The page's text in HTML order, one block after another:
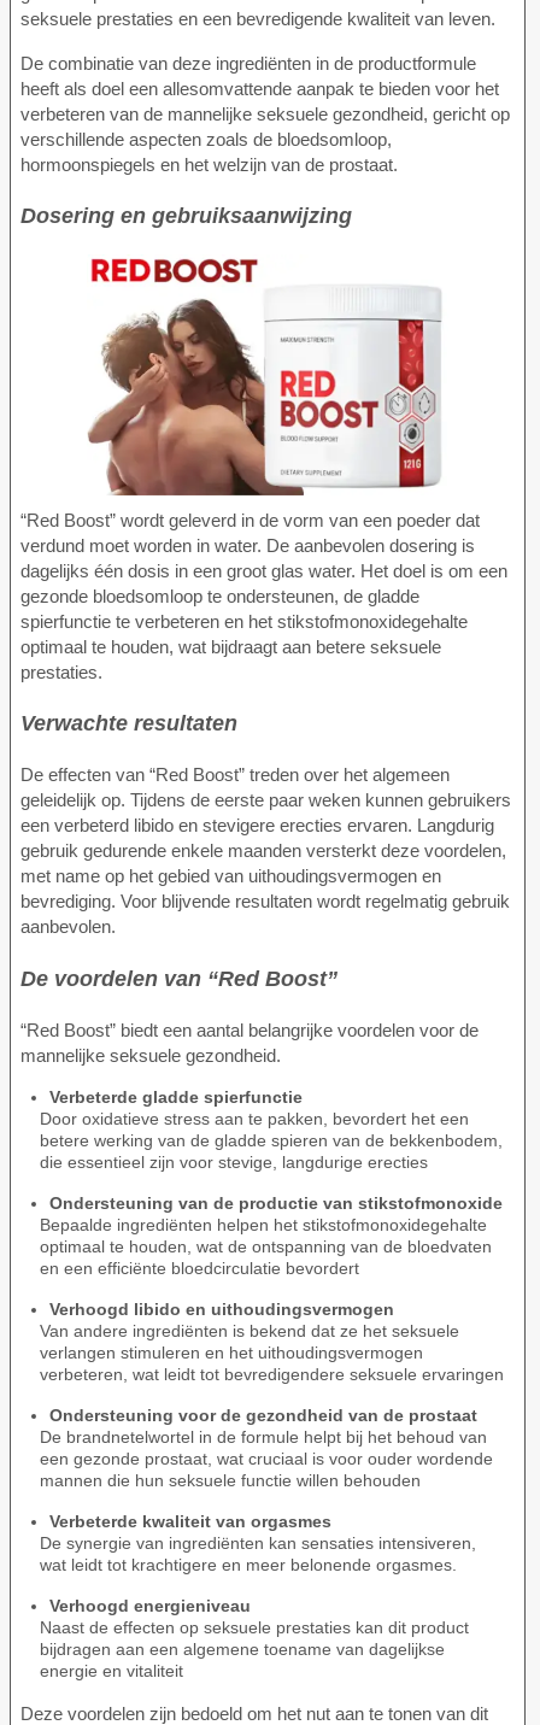
seksuele prestaties en een bevredigende kwaliteit van leven.
De combinatie van deze ingrediënten in de productformule
heeft als doel een allesomvattende aanpak te bieden voor het
verbeteren van de mannelijke seksuele gezondheid, gericht op
verschillende aspecten zoals de bloedsomloop,
hormoonspiegels en het welzijn van de prostaat.
Dosering en gebruiksaanwijzing
“Red Boost” wordt geleverd in de vorm van een poeder dat
verdund moet worden in water. De aanbevolen dosering is
dagelijks één dosis in een groot glas water. Het doel is om een
gezonde bloedsomloop te ondersteunen, de gladde
spierfunctie te verbeteren en het stikstofmonoxidegehalte
optimaal te houden, wat bijdraagt aan betere seksuele
prestaties.
Verwachte resultaten
De effecten van “Red Boost” treden over het algemeen
geleidelijk op. Tijdens de eerste paar weken kunnen gebruikers
een verbeterd libido en stevigere erecties ervaren. Langdurig
gebruik gedurende enkele maanden versterkt deze voordelen,
met name op het gebied van uithoudingsvermogen en
bevrediging. Voor blijvende resultaten wordt regelmatig gebruik
aanbevolen.
De voordelen van “Red Boost”
“Red Boost” biedt een aantal belangrijke voordelen voor de
mannelijke seksuele gezondheid.
Verbeterde gladde spierfunctie
Door oxidatieve stress aan te pakken, bevordert het een
betere werking van de gladde spieren van de bekkenbodem,
die essentieel zijn voor stevige, langdurige erecties
Ondersteuning van de productie van stikstofmonoxide
Bepaalde ingrediënten helpen het stikstofmonoxidegehalte
optimaal te houden, wat de ontspanning van de bloedvaten
en een efficiënte bloedcirculatie bevordert
Verhoogd libido en uithoudingsvermogen
Van andere ingrediënten is bekend dat ze het seksuele
verlangen stimuleren en het uithoudingsvermogen
verbeteren, wat leidt tot bevredigendere seksuele ervaringen
Ondersteuning voor de gezondheid van de prostaat
De brandnetelwortel in de formule helpt bij het behoud van
een gezonde prostaat, wat cruciaal is voor ouder wordende
mannen die hun seksuele functie willen behouden
Verbeterde kwaliteit van orgasmes
De synergie van ingrediënten kan sensaties intensiveren,
wat leidt tot krachtigere en meer belonende orgasmes.
Verhoogd energieniveau
Naast de effecten op seksuele prestaties kan dit product
bijdragen aan een algemene toename van dagelijkse
energie en vitaliteit
Deze voordelen zijn bedoeld om het nut aan te tonen van dit